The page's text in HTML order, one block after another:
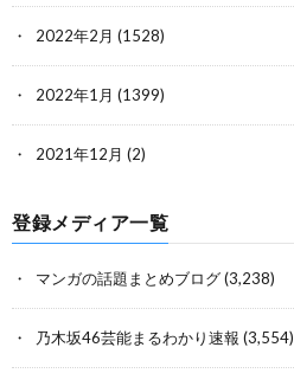
2022年2月 (1528)
2022年1月 (1399)
2021年12月 (2)
登録メディア一覧
マンガの話題まとめブログ(3,238)
乃木坂46芸能まるわかり速報 (3,554)